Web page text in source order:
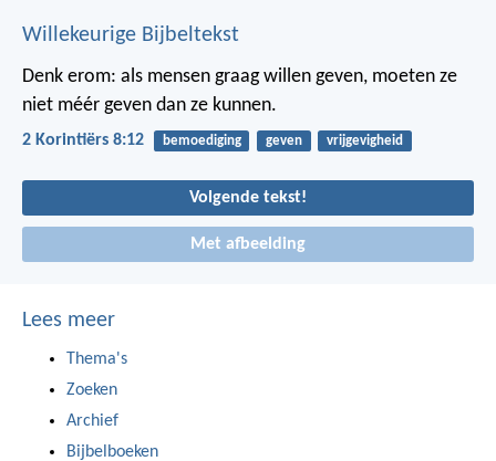
Willekeurige Bijbeltekst
Denk erom: als mensen graag willen geven, moeten ze
niet méér geven dan ze kunnen.
2 Korintiërs 8:12 bemoediging geven vrijgevigheid
Volgende tekst!
Met afbeelding
Lees meer
Thema's
Zoeken
Archief
Bijbelboeken